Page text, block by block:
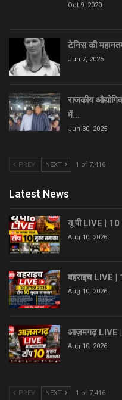
Oct 9, 2020
टेनिस की
Jun 7, 2025
राजकीय
में…
Jun 30, 2025
PREV NEXT 1 of 7,416
Latest News
यू पी LIVE |
Aug 10, 2026
बहराइच LIVE
Aug 10, 2026
आज़मगढ़ LIVE |
Aug 10, 2026
PREV NEXT 1 of 7,416